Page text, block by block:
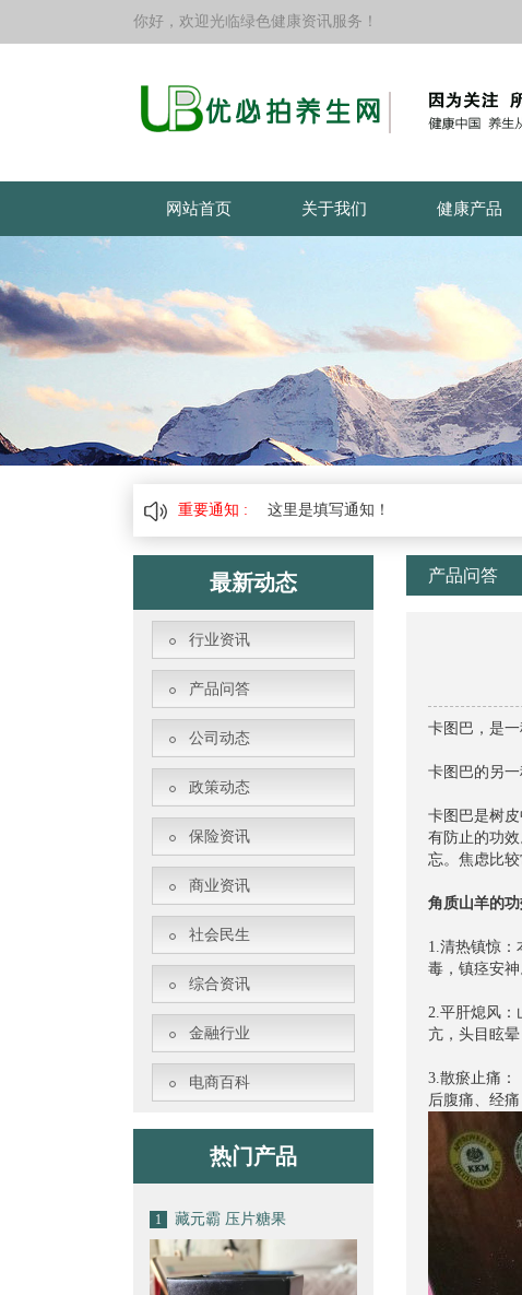
你好，欢迎光临绿色健康资讯服务！
网站首页 关于我们 健康产品
重要通知 : 这里是填写通知！
最新动态
行业资讯
产品问答
公司动态
政策动态
保险资讯
商业资讯
社会民生
综合资讯
金融行业
电商百科
热门产品
1 藏元霸 压片糖果
产品问答
卡图巴，是
卡图巴的另
卡图巴是树
有防止的功
忘。焦虑比
角质山羊的
1.清热镇惊
毒，镇痉安
2.平肝熄风：
亢，头目眩晕
3.散瘀止痛：
后腹痛、经痛